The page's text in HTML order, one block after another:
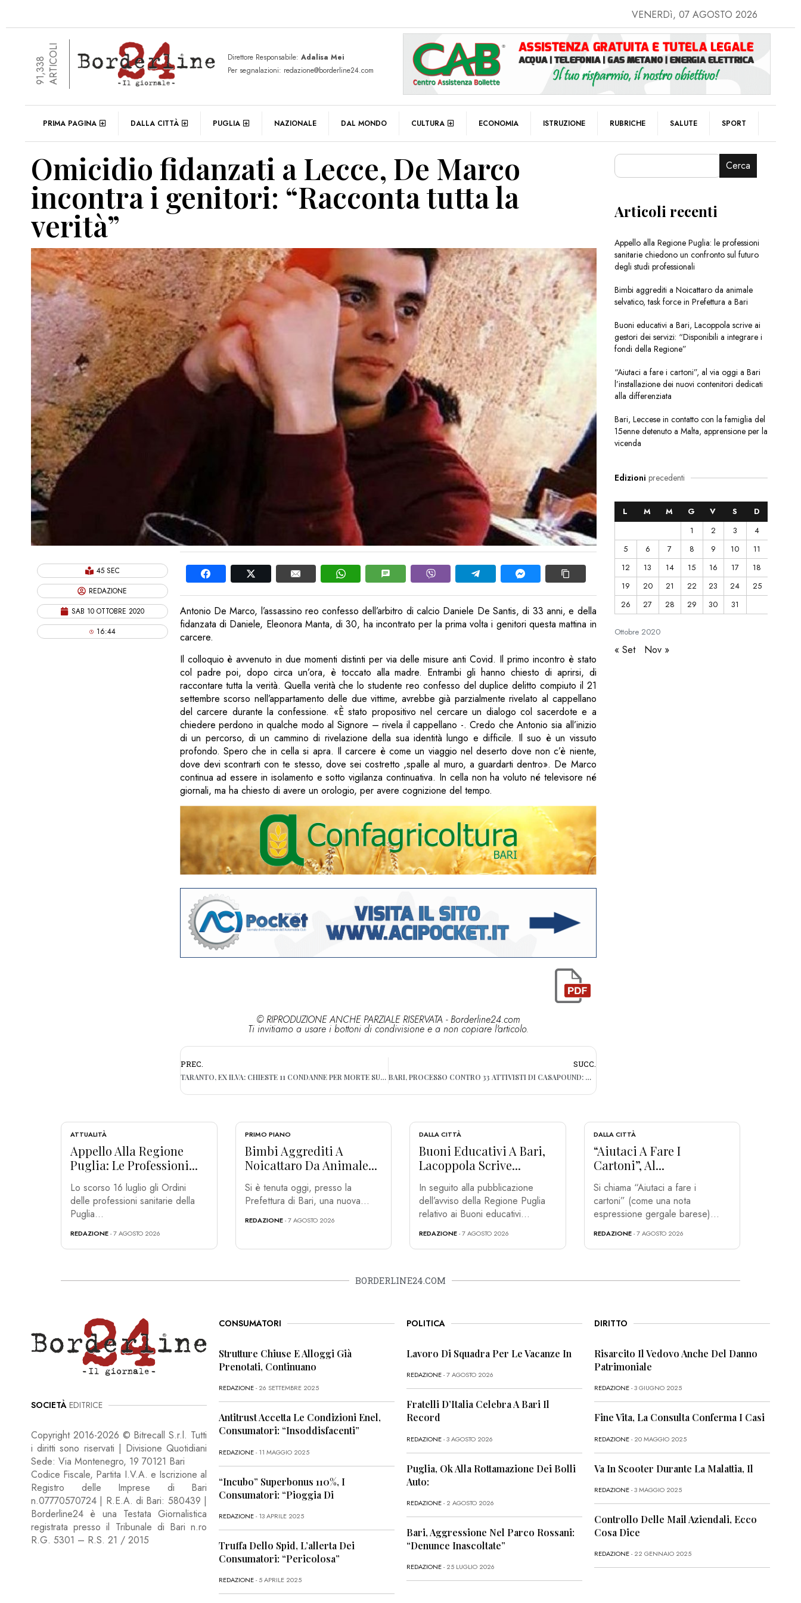
VENERDì, 07 AGOSTO 2026
91,338ARTICOLI Direttore Responsabile: Adalisa Mei
Per segnalazioni: redazione@borderline24.com
PRIMA PAGINA DALLA CITTÀ PUGLIA NAZIONALE DAL MONDO CULTURA ECONOMIA ISTRUZIONE RUBRICHE SALUTE SPORT
Omicidio fidanzati a Lecce, De Marco
incontra i genitori: “Racconta tutta la
verità”
45 SEC
REDAZIONE
SAB 10 OTTOBRE 2020
16:44
Antonio De Marco, l’assassino reo confesso dell’arbitro di calcio Daniele De Santis, di 33 anni, e della
fidanzata di Daniele, Eleonora Manta, di 30, ha incontrato per la prima volta i genitori questa mattina in
carcere.
Il colloquio è avvenuto in due momenti distinti per via delle misure anti Covid. Il primo incontro è stato
col padre poi, dopo circa un’ora, è toccato alla madre. Entrambi gli hanno chiesto di aprirsi, di
raccontare tutta la verità. Quella verità che lo studente reo confesso del duplice delitto compiuto il 21
settembre scorso nell’appartamento delle due vittime, avrebbe già parzialmente rivelato al cappellano
del carcere durante la confessione. «È stato propositivo nel cercare un dialogo col sacerdote e a
chiedere perdono in qualche modo al Signore – rivela il cappellano -. Credo che Antonio sia all’inizio
di un percorso, di un cammino di rivelazione della sua identità lungo e difficile. Il suo è un vissuto
profondo. Spero che in cella si apra. Il carcere è come un viaggio nel deserto dove non c’è niente,
dove devi scontrarti con te stesso, dove sei costretto ,spalle al muro, a guardarti dentro». De Marco
continua ad essere in isolamento e sotto vigilanza continuativa. In cella non ha voluto né televisore né
giornali, ma ha chiesto di avere un orologio, per avere cognizione del tempo.
© RIPRODUZIONE ANCHE PARZIALE RISERVATA - Borderline24.com
Ti invitiamo a usare i bottoni di condivisione e a non copiare l'articolo.
PREC.
TARANTO, EX ILVA: CHIESTE 11 CONDANNE PER MORTE SUL LAVORO NEL 2013
SUCC.
BARI, PROCESSO CONTRO 33 ATTIVISTI DI CASAPOUND: ANCHE LA REGIONE PUGLIA SI COSTITUISCE PARTE CIVILE
Cerca
Articoli recenti
Appello alla Regione Puglia: le professioni
sanitarie chiedono un confronto sul futuro
degli studi professionali
Bimbi aggrediti a Noicattaro da animale
selvatico, task force in Prefettura a Bari
Buoni educativi a Bari, Lacoppola scrive ai
gestori dei servizi: “Disponibili a integrare i
fondi della Regione”
“Aiutaci a fare i cartoni”, al via oggi a Bari
l’installazione dei nuovi contenitori dedicati
alla differenziata
Bari, Leccese in contatto con la famiglia del
15enne detenuto a Malta, apprensione per la
vicenda
Edizioni precedenti
Ottobre2020
L M M G V S
D
1
2 3
4
5
6 7 8 9 10
11
12
13 14 15 16 17
18
19
20 21 22 23 24
25
26
27 28 29 30 31
« Set Nov »
ATTUALITÀ
Appello Alla Regione
Puglia: Le Professioni...
Lo scorso 16 luglio gli Ordini
delle professioni sanitarie della
Puglia...
REDAZIONE- 7 AGOSTO 2026
PRIMO PIANO
Bimbi Aggrediti A
Noicattaro Da Animale...
Si è tenuta oggi, presso la
Prefettura di Bari, una nuova...
REDAZIONE- 7 AGOSTO 2026
DALLA CITTÀ
Buoni Educativi A Bari,
Lacoppola Scrive...
In seguito alla pubblicazione
dell’avviso della Regione Puglia
relativo ai Buoni educativi...
REDAZIONE- 7 AGOSTO 2026
DALLA CITTÀ
“Aiutaci A Fare I
Cartoni”, Al...
Si chiama “Aiutaci a fare i
cartoni” (come una nota
espressione gergale barese)...
REDAZIONE- 7 AGOSTO 2026
BORDERLINE24.COM
SOCIETÀ EDITRICE
Copyright 2016-2026 © Bitrecall S.r.l. Tutti
i diritti sono riservati | Divisione Quotidiani
Sede: Via Montenegro, 19 70121 Bari
Codice Fiscale, Partita I.V.A. e Iscrizione al
Registro delle Imprese di Bari
n.07770570724 | R.E.A. di Bari: 580439 |
Borderline24 è una Testata Giornalistica
registrata presso il Tribunale di Bari n.ro
R.G. 5301 – R.S. 21 / 2015
CONSUMATORI
Strutture Chiuse E Alloggi Già
Prenotati, Continuano
REDAZIONE- 26 SETTEMBRE 2025
Antitrust Accetta Le Condizioni Enel,
Consumatori: “Insoddisfacenti”
REDAZIONE- 11 MAGGIO 2025
“Incubo” Superbonus 110%, I
Consumatori: “Pioggia Di
REDAZIONE- 13 APRILE 2025
Truffa Dello Spid, L’allerta Dei
Consumatori: “Pericolosa”
REDAZIONE- 5 APRILE 2025
POLITICA
Lavoro Di Squadra Per Le Vacanze In
REDAZIONE- 7 AGOSTO 2026
Fratelli D’Italia Celebra A Bari Il
Record
REDAZIONE- 3 AGOSTO 2026
Puglia, Ok Alla Rottamazione Dei Bolli
Auto:
REDAZIONE- 2 AGOSTO 2026
Bari, Aggressione Nel Parco Rossani:
“Denunce Inascoltate”
REDAZIONE- 25 LUGLIO 2026
DIRITTO
Risarcito Il Vedovo Anche Del Danno
Patrimoniale
REDAZIONE- 3 GIUGNO 2025
Fine Vita, La Consulta Conferma I Casi
REDAZIONE- 20 MAGGIO 2025
Va In Scooter Durante La Malattia, Il
REDAZIONE- 3 MAGGIO 2025
Controllo Delle Mail Aziendali, Ecco
Cosa Dice
REDAZIONE- 22 GENNAIO 2025